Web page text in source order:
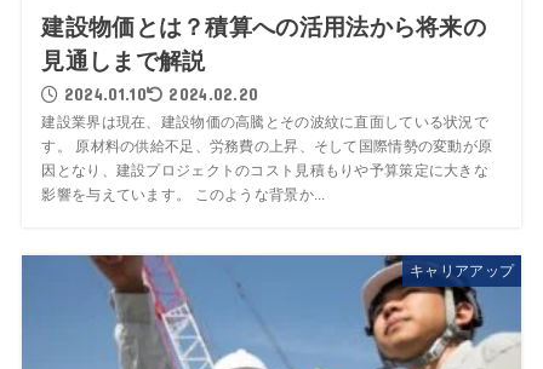
建設物価とは？積算への活用法から将来の
見通しまで解説
2024.01.10 2024.02.20
建設業界は現在、建設物価の高騰とその波紋に直面している状況で
す。 原材料の供給不足、労務費の上昇、そして国際情勢の変動が原
因となり、建設プロジェクトのコスト見積もりや予算策定に大きな
影響を与えています。 このような背景か...
キャリアアップ